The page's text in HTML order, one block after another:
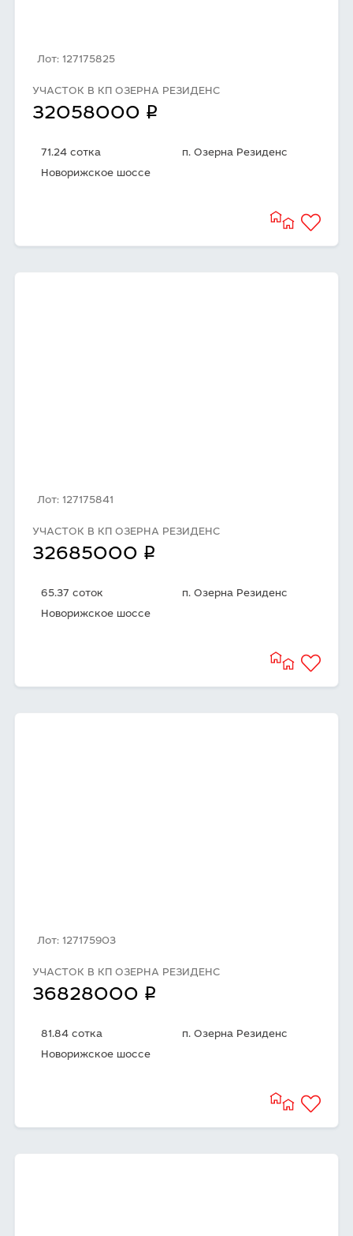
Лот: 127175825
УЧАСТОК В КП ОЗЕРНА РЕЗИДЕНС
32058000 q
71.24 сотка
п. Озерна Резиденс
Новорижское шоссе
Лот: 127175841
УЧАСТОК В КП ОЗЕРНА РЕЗИДЕНС
32685000 q
65.37 соток
п. Озерна Резиденс
Новорижское шоссе
Лот: 127175903
УЧАСТОК В КП ОЗЕРНА РЕЗИДЕНС
36828000 q
81.84 сотка
п. Озерна Резиденс
Новорижское шоссе